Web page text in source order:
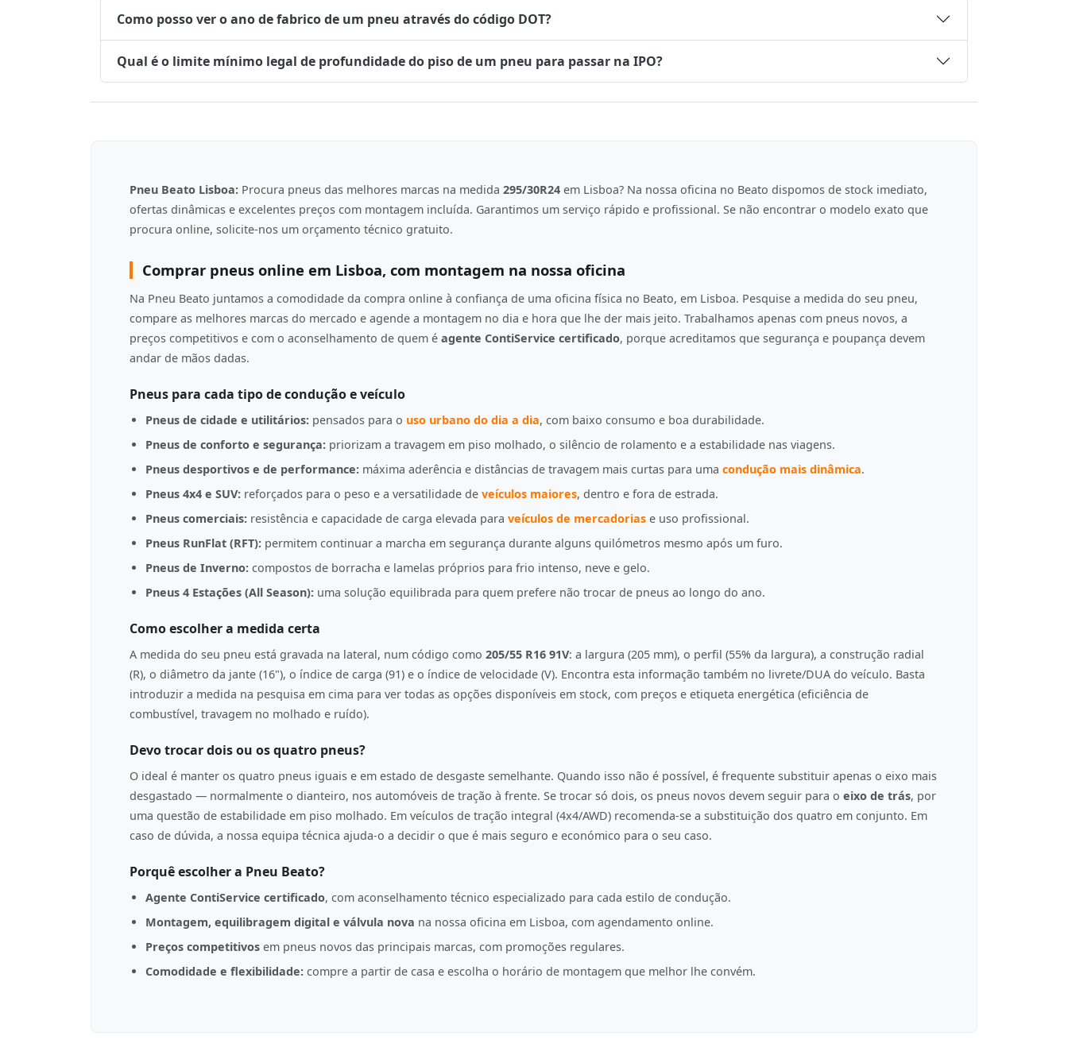
Como posso ver o ano de fabrico de um pneu através do código DOT?
Qual é o limite mínimo legal de profundidade do piso de um pneu para passar na IPO?
Pneu Beato Lisboa: Procura pneus das melhores marcas na medida 295/30R24 em Lisboa? Na nossa oficina no Beato dispomos de stock imediato,
ofertas dinâmicas e excelentes preços com montagem incluída. Garantimos um serviço rápido e profissional. Se não encontrar o modelo exato que
procura online, solicite-nos um orçamento técnico gratuito.
Comprar pneus online em Lisboa, com montagem na nossa oficina
Na Pneu Beato juntamos a comodidade da compra online à confiança de uma oficina física no Beato, em Lisboa. Pesquise a medida do seu pneu,
compare as melhores marcas do mercado e agende a montagem no dia e hora que lhe der mais jeito. Trabalhamos apenas com pneus novos, a
preços competitivos e com o aconselhamento de quem é agente ContiService certificado, porque acreditamos que segurança e poupança devem
andar de mãos dadas.
Pneus para cada tipo de condução e veículo
Pneus de cidade e utilitários: pensados para o uso urbano do dia a dia, com baixo consumo e boa durabilidade.
Pneus de conforto e segurança: priorizam a travagem em piso molhado, o silêncio de rolamento e a estabilidade nas viagens.
Pneus desportivos e de performance: máxima aderência e distâncias de travagem mais curtas para uma condução mais dinâmica.
Pneus 4x4 e SUV: reforçados para o peso e a versatilidade de veículos maiores, dentro e fora de estrada.
Pneus comerciais: resistência e capacidade de carga elevada para veículos de mercadorias e uso profissional.
Pneus RunFlat (RFT): permitem continuar a marcha em segurança durante alguns quilómetros mesmo após um furo.
Pneus de Inverno: compostos de borracha e lamelas próprios para frio intenso, neve e gelo.
Pneus 4 Estações (All Season): uma solução equilibrada para quem prefere não trocar de pneus ao longo do ano.
Como escolher a medida certa
A medida do seu pneu está gravada na lateral, num código como 205/55 R16 91V: a largura (205 mm), o perfil (55% da largura), a construção radial
(R), o diâmetro da jante (16"), o índice de carga (91) e o índice de velocidade (V). Encontra esta informação também no livrete/DUA do veículo. Basta
introduzir a medida na pesquisa em cima para ver todas as opções disponíveis em stock, com preços e etiqueta energética (eficiência de
combustível, travagem no molhado e ruído).
Devo trocar dois ou os quatro pneus?
O ideal é manter os quatro pneus iguais e em estado de desgaste semelhante. Quando isso não é possível, é frequente substituir apenas o eixo mais
desgastado — normalmente o dianteiro, nos automóveis de tração à frente. Se trocar só dois, os pneus novos devem seguir para o eixo de trás, por
uma questão de estabilidade em piso molhado. Em veículos de tração integral (4x4/AWD) recomenda-se a substituição dos quatro em conjunto. Em
caso de dúvida, a nossa equipa técnica ajuda-o a decidir o que é mais seguro e económico para o seu caso.
Porquê escolher a Pneu Beato?
Agente ContiService certificado, com aconselhamento técnico especializado para cada estilo de condução.
Montagem, equilibragem digital e válvula nova na nossa oficina em Lisboa, com agendamento online.
Preços competitivos em pneus novos das principais marcas, com promoções regulares.
Comodidade e flexibilidade: compre a partir de casa e escolha o horário de montagem que melhor lhe convém.